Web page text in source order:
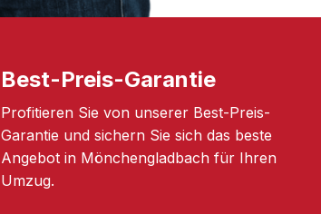
Best-Preis-Garantie
Profitieren Sie von unserer Best-Preis-
Garantie und sichern Sie sich das beste
Angebot in Mönchengladbach für Ihren
Umzug.